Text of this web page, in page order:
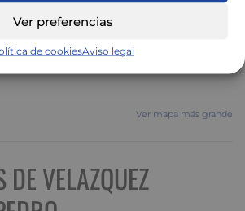
Ver preferencias
de cookiesAviso legal
Ver mapa más grande
VELAZQUEZ